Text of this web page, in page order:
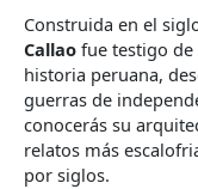
Construida en el
Callao fue testigo de
historia peruana,
guerras de
conocerás su
relatos más
por siglos.